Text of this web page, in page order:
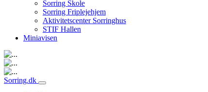
Sorring Skole
Sorring Friplejehjem
Aktivitetscenter Sorringhus
STIF Hallen
Miniavisen
Hovednavigation
Sorring.dk